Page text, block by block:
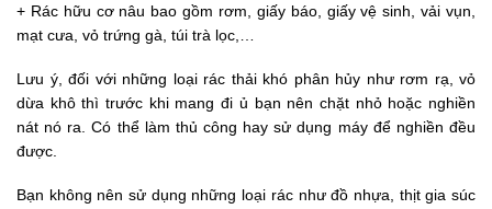
+ Rác hữu cơ nâu bao gồm rơm, giấy báo, giấy vệ sinh, vải vụn,
mạt cưa, vỏ trứng gà, túi trà lọc,…
Lưu ý, đối với những loại rác thải khó phân hủy như rơm rạ, vỏ
dừa khô thì trước khi mang đi ủ bạn nên chặt nhỏ hoặc nghiền
nát nó ra. Có thể làm thủ công hay sử dụng máy để nghiền đều
được.
Bạn không nên sử dụng những loại rác như đồ nhựa, thịt gia súc